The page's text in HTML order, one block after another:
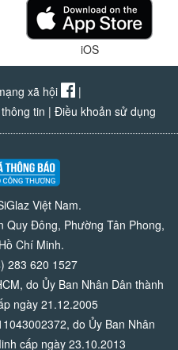
iOS
xã hội
|
tin | Điều khoản sử dụng
Việt Nam.
Đông, Phường Tân Phong,
Chí Minh.
283 620 1527
do Ủy Ban Nhân Dân thành
ngày 21.12.2005
do Ủy Ban Nhân
cấp ngày 23.10.2013